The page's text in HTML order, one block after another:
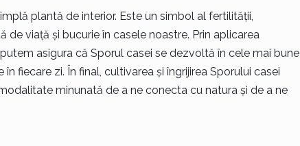
plantă de interior. Este un simbol al fertilității,
de viață și bucurie în casele noastre. Prin aplicarea
asigura că Sporul casei se dezvoltă în cele mai bune
fiecare zi. În final, cultivarea și îngrijirea Sporului casei
minunată de a ne conecta cu natura și de a ne